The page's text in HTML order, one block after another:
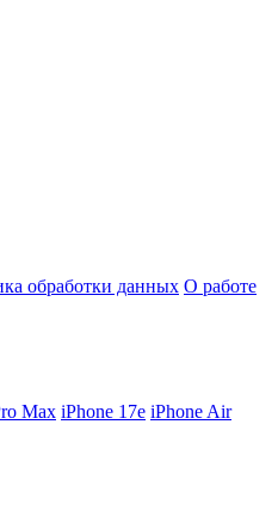
обработки данных О работе
Max iPhone 17e iPhone Air